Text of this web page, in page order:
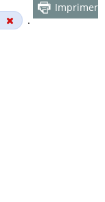
.
Imprimer